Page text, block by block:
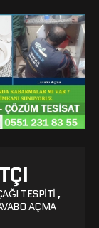
TESPITI ,
AÇMA